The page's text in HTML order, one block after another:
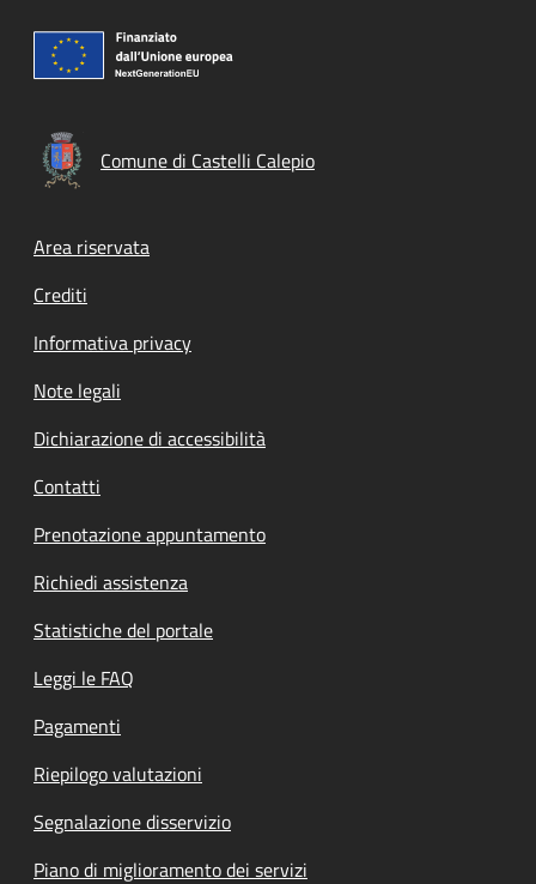
Comune di Castelli Calepio
Footer menu
Area riservata
Crediti
Informativa privacy
Note legali
Dichiarazione di accessibilità
Contatti
Prenotazione appuntamento
Richiedi assistenza
Statistiche del portale
Leggi le FAQ
Pagamenti
Riepilogo valutazioni
Segnalazione disservizio
Piano di miglioramento dei servizi